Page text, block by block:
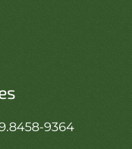
9364